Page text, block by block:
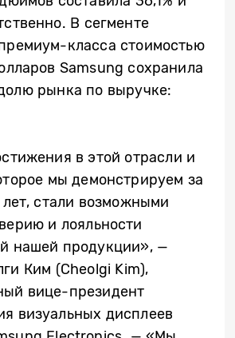
В сегменте
класса стоимостью
Samsung сохранила
рынка по выручке:
в этой отрасли и
мы демонстрируем за
лет, стали возможными
и лояльности
нашей продукции», —
Ким (Cheolgi Kim),
вице-президент
визуальных дисплеев